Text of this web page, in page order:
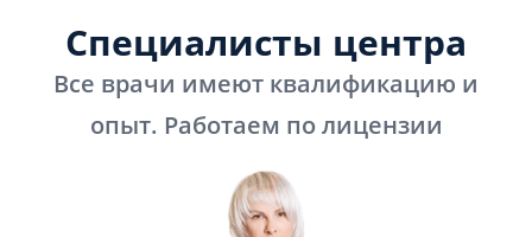
Специалисты центра
Все врачи имеют квалификацию и
опыт. Работаем по лицензии